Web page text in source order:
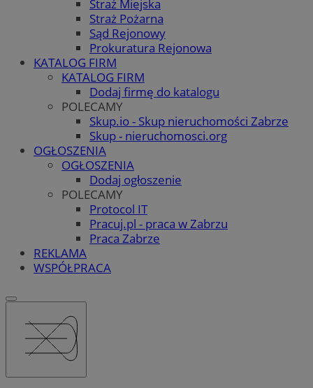
Straż Miejska
Straż Pożarna
Sąd Rejonowy
Prokuratura Rejonowa
KATALOG FIRM
KATALOG FIRM
Dodaj firmę do katalogu
POLECAMY
Skup.io - Skup nieruchomości Zabrze
Skup - nieruchomosci.org
OGŁOSZENIA
OGŁOSZENIA
Dodaj ogłoszenie
POLECAMY
Protocol IT
Pracuj.pl - praca w Zabrzu
Praca Zabrze
REKLAMA
WSPÓŁPRACA